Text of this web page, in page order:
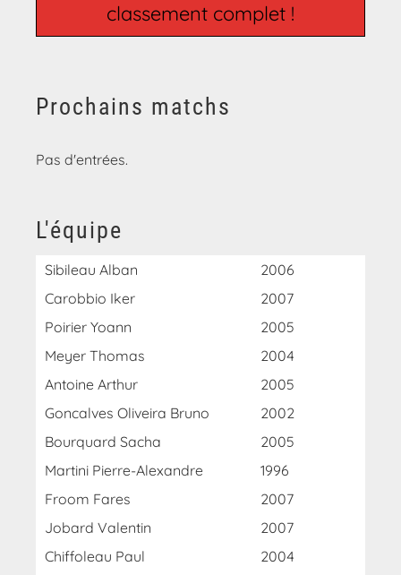
classement complet !
Prochains matchs
Pas d'entrées.
L'équipe
Sibileau Alban
2006
Carobbio Iker
2007
Poirier Yoann
2005
Meyer Thomas
2004
Antoine Arthur
2005
Goncalves Oliveira Bruno
2002
Bourquard Sacha
2005
Martini Pierre-Alexandre
1996
Froom Fares
2007
Jobard Valentin
2007
Chiffoleau Paul
2004